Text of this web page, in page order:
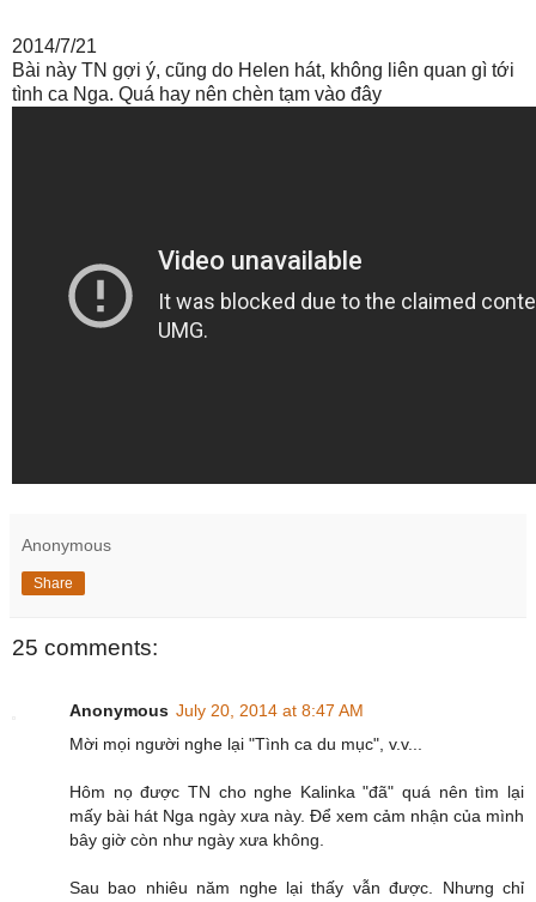
2014/7/21
Bài này TN gợi ý, cũng do Helen hát, không liên quan gì tới
tình ca Nga. Quá hay nên chèn tạm vào đây
Anonymous
Share
25 comments:
Anonymous July 20, 2014 at 8:47 AM
Mời mọi người nghe lại "Tình ca du mục", v.v...
Hôm nọ được TN cho nghe Kalinka "đã" quá nên tìm lại
mấy bài hát Nga ngày xưa này. Để xem cảm nhận của mình
bây giờ còn như ngày xưa không.
Sau bao nhiêu năm nghe lại thấy vẫn được. Nhưng chỉ